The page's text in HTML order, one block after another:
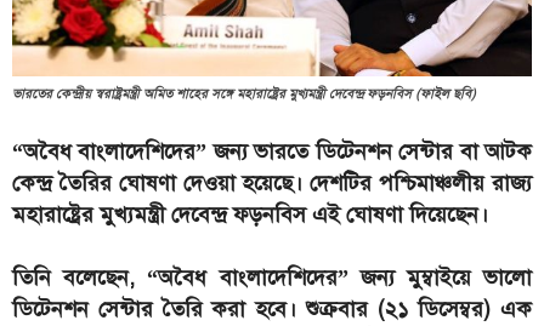
ভারতের কেন্দ্রীয় স্বরাষ্ট্রমন্ত্রী অমিত শাহের সঙ্গে মহারাষ্ট্রের মুখ্যমন্ত্রী দেবেন্দ্র ফড়নবিস (ফাইল ছবি)
“অবৈধ বাংলাদেশিদের” জন্য ভারতে ডিটেনশন সেন্টার বা আটক
কেন্দ্র তৈরির ঘোষণা দেওয়া হয়েছে। দেশটির পশ্চিমাঞ্চলীয় রাজ্য
মহারাষ্ট্রের মুখ্যমন্ত্রী দেবেন্দ্র ফড়নবিস এই ঘোষণা দিয়েছেন।
তিনি বলেছেন, “অবৈধ বাংলাদেশিদের” জন্য মুম্বাইয়ে ভালো
ডিটেনশন সেন্টার তৈরি করা হবে। শুক্রবার (২১ ডিসেম্বর) এক